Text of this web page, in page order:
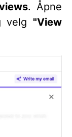
. Åpne
velg "View